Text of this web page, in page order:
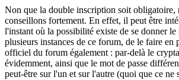
Non que la double inscription soit obligatoire,
conseillons fortement. En effet, il peut être
l'instant où la possibilité existe de se donner
plusieurs instances de ce forum, de le faire en
officiel du forum également : par-delà le
évidemment, ainsi que le mot de passe
peut-être sur l'un et sur l'autre (quoi que ce ne